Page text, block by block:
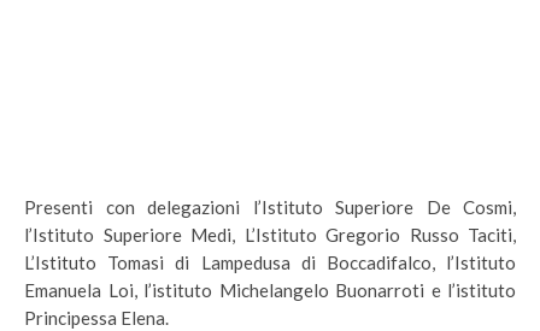
Presenti con delegazioni l’Istituto Superiore De Cosmi,
l’Istituto Superiore Medi, L’Istituto Gregorio Russo Taciti,
L’Istituto Tomasi di Lampedusa di Boccadifalco, l’Istituto
Emanuela Loi, l’istituto Michelangelo Buonarroti e l’istituto
Principessa Elena.